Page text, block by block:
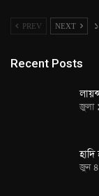
PREV NEXT
Recent Posts
জুলা
জুন